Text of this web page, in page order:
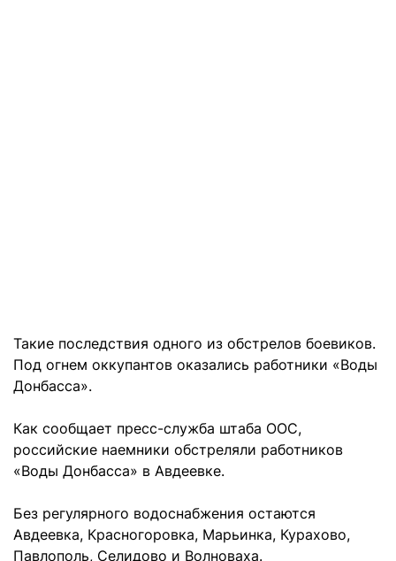
Такие последствия одного из обстрелов боевиков.
Под огнем оккупантов оказались работники «Воды
Донбасса».
Как сообщает пресс-служба штаба ООС,
российские наемники обстреляли работников
«Воды Донбасса» в Авдеевке.
Без регулярного водоснабжения остаются
Авдеевка, Красногоровка, Марьинка, Курахово,
Павлополь, Селидово и Волноваха.